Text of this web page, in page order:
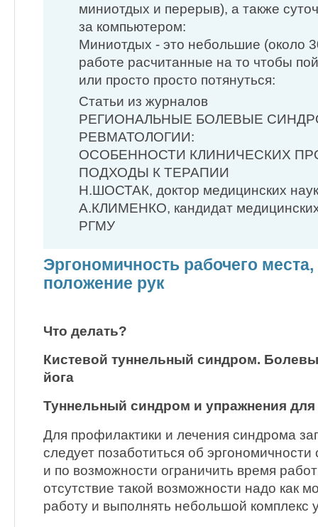
миниотдых и перерыв), а также
за компьютером:
Миниотдых - это небольшие (около
работе расчитанные на то чтобы
или просто просто потянуться:
Статьи из журналов
РЕГИОНАЛЬНЫЕ БОЛЕВЫЕ
РЕВМАТОЛОГИИ:
ОСОБЕННОСТИ КЛИНИЧЕСКИХ
ПОДХОДЫ К ТЕРАПИИ
Н.ШОСТАК, доктор медицинских
А.КЛИМЕНКО, кандидат
РГМУ
Эргономичность рабочего
положение рук
Что делать?
Кистевой туннельный синдром.
йога
Туннельный синдром и упражнения для
Для профилактики и лечения синдрома
следует позаботиться об эргономичности
и по возможности ограничить время
отсутствие такой возможности надо как
работу и выполнять небольшой комплекс